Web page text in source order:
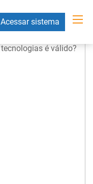
Acessar sistema